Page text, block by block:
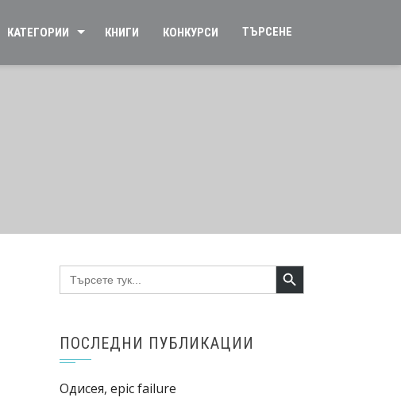
КАТЕГОРИИ КНИГИ КОНКУРСИ ТЪРСЕНЕ
Search
for:
Search Button
ПОСЛЕДНИ ПУБЛИКАЦИИ
Одисея, epic failure